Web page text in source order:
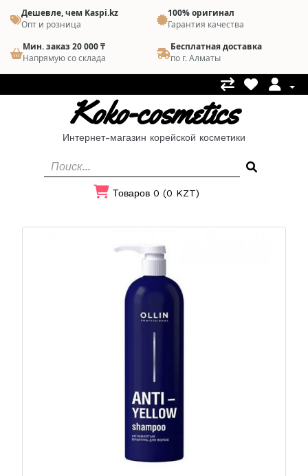
Дешевле, чем Kaspi.kz
Опт и розница
100% оригинал
Гарантия качества
Мин. заказ 20 000 ₸
Напрямую со склада
Бесплатная доставка
по г. Алматы
Koko-cosmetics
Интернет-магазин корейской косметики
Товаров 0 (0 KZT)